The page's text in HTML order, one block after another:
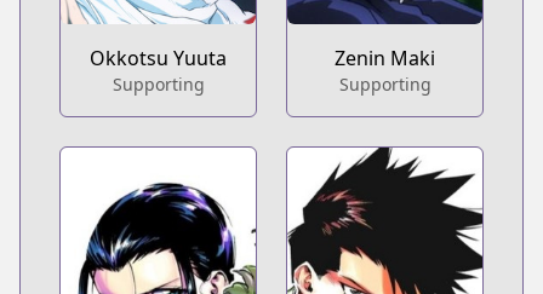
Okkotsu Yuuta
Supporting
Zenin Maki
Supporting